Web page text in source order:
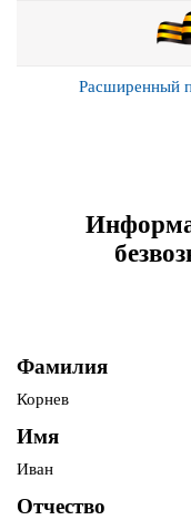
Расширенный
Фамилия
Корнев
Имя
Иван
Отчество